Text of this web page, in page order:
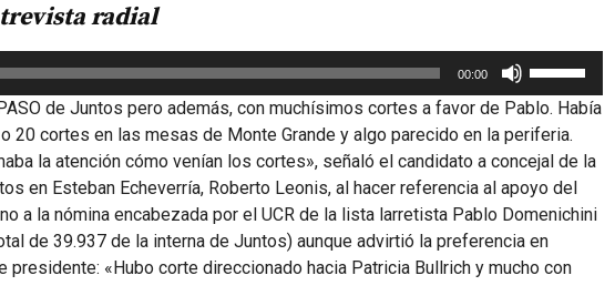
radial
00:00
teclas
de
flecha
arriba/abajo
para
aumentar
o
de Juntos pero además, con muchísimos cortes a favor de Pablo. Había
20 cortes en las mesas de Monte Grande y algo parecido en la periferia.
la atención cómo venían los cortes», señaló el candidato a concejal de la
en Esteban Echeverría, Roberto Leonis, al hacer referencia al apoyo del
a la nómina encabezada por el UCR de la lista larretista Pablo Domenichini
de 39.937 de la interna de Juntos) aunque advirtió la preferencia en
presidente: «Hubo corte direccionado hacia Patricia Bullrich y mucho con